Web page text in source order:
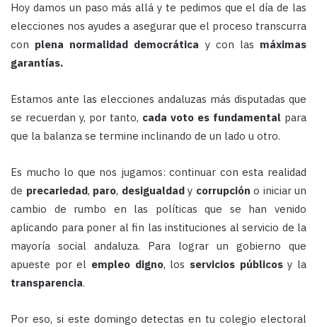
Hoy damos un paso más allá y te pedimos que el día de las
elecciones nos ayudes a asegurar que el proceso transcurra
con plena normalidad democrática y con las máximas
garantías.
Estamos ante las elecciones andaluzas más disputadas que
se recuerdan y, por tanto, cada voto es fundamental para
que la balanza se termine inclinando de un lado u otro.
Es mucho lo que nos jugamos: continuar con esta realidad
de precariedad, paro, desigualdady corrupción o iniciar un
cambio de rumbo en las políticas que se han venido
aplicando para poner al fin las instituciones al servicio de la
mayoría social andaluza. Para lograr un gobierno que
apueste por el empleo digno, los servicios públicosy la
transparencia.
Por eso, si este domingo detectas en tu colegio electoral